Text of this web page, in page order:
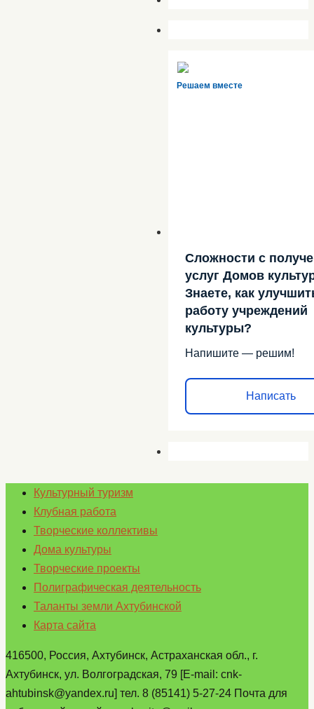
Решаем вместе
Сложности с
услуг Домов
Знаете, как
работу учреждений
культуры?
Напишите — решим!
Написать
Культурный туризм
Клубная работа
Творческие коллективы
Дома культуры
Творческие проекты
Полиграфическая деятельность
Таланты земли Ахтубинской
Карта сайта
416500, Россия, Ахтубинск, Астраханская обл., г.
Ахтубинск, ул. Волгоградская, 79 [E-mail: cnk-
ahtubinsk@yandex.ru] тел. 8 (85141) 5-27-24 Почта для